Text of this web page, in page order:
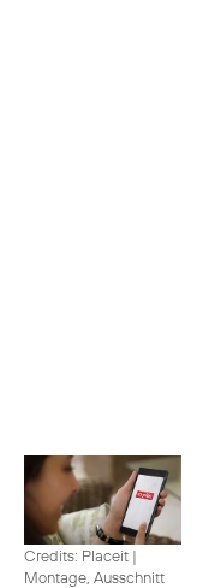
Credits: Placeit |
Montage, Ausschnitt